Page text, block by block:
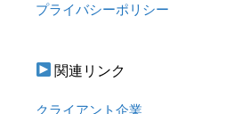
プライバシーポリシー
関連リンク
クライアント企業